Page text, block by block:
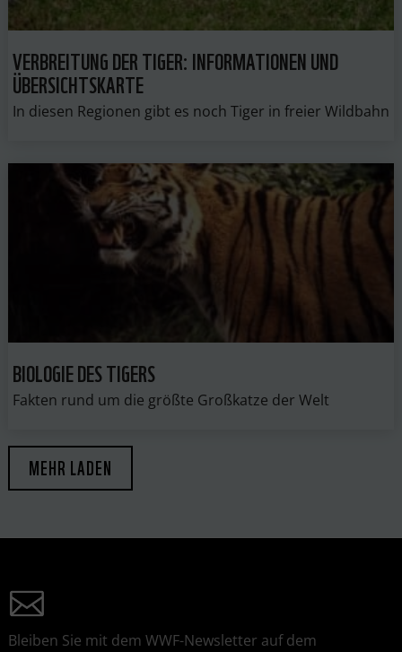
VERBREITUNG DER TIGER: INFORMATIONEN UND
ÜBERSICHTSKARTE
In diesen Regionen gibt es noch Tiger in freier Wildbahn
BIOLOGIE DES TIGERS
Fakten rund um die größte Großkatze der Welt
MEHR LADEN
Bleiben Sie mit dem WWF-Newsletter auf dem